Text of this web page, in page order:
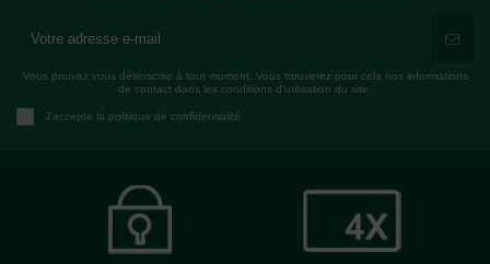
Vous pouvez vous désinscrire à tout moment. Vous trouverez pour cela nos informations
de contact dans les conditions d'utilisation du site.
J'accepte la politique de confidentialité